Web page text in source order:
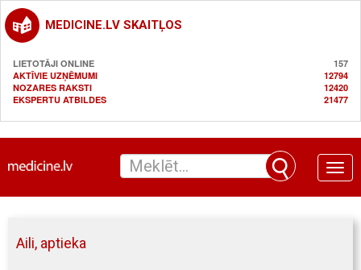
MEDICINE.LV SKAITĻOS
LIETOTĀJI ONLINE
157
AKTĪVIE UZŅĒMUMI
12794
NOZARES RAKSTI
12420
EKSPERTU ATBILDES
21477
Toggle
Aili, aptieka